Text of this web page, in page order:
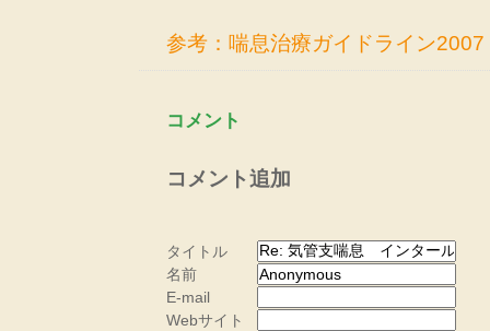
参考：喘息治療ガイドライン2007
コメント
コメント追加
タイトル
名前
E-mail
Webサイト